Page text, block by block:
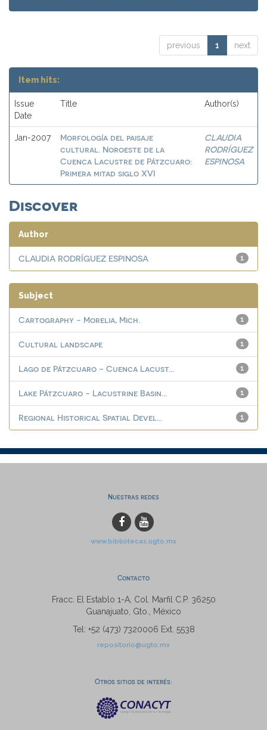
previous 1 next
Item hits:
Issue
Date
Title Author(s)
Jan-2007
Morfología del paisaje
cultural. Noroeste de la
Cuenca Lacustre de Pátzcuaro:
Primera mitad siglo XVI
CLAUDIA
RODRÍGUEZ
ESPINOSA
Discover
Author
1
CLAUDIA RODRÍGUEZ ESPINOSA
Subject
1
Cartography - Morelia, Mich.
1
Cultural landscape
1
Lago de Pátzcuaro - Cuenca Lacust...
1
Lake Pátzcuaro - Lacustrine Basin...
1
Regional Historical Spatial Devel...
Nuestras redes
www.bibliotecas.ugto.mx
Contacto
Fracc. El Establo 1-A, Col. Marfil C.P. 36250
Guanajuato, Gto., México
Tel: +52 (473) 7320006 Ext. 5538
repositorio@ugto.mx
Otros sitios de interés: